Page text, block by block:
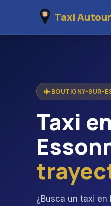
Taxi
BOUTIGNY-SUR-
Taxi
¿Busca un taxi